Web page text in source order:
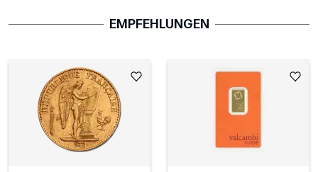
EMPFEHLUNGEN